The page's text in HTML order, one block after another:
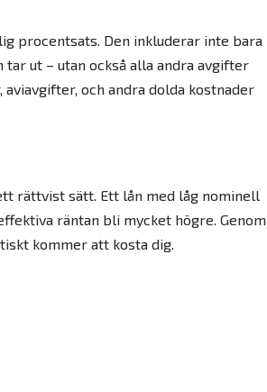
procentsats. Den inkluderar inte bara
ut – utan också alla andra avgifter
och andra dolda kostnader
rättvist sätt. Ett lån med låg nominell
räntan bli mycket högre. Genom
kommer att kosta dig.